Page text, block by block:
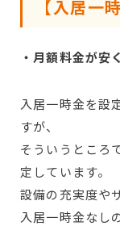
【入居一
・月額料金が安
入居一時金を設
すが、
そういうところ
定しています。
設備の充実度や
入居一時金なし